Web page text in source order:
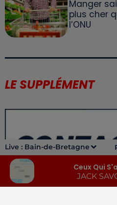
Live : Bain-de-Bretagne
Ceux Qui
JACK
Manger
plus cher
l’ONU
LE SUPPLÉMENT